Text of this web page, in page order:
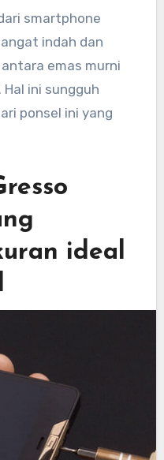
smartphone
indah dan
emas murni
ini sungguh
ponsel ini yang
ideal